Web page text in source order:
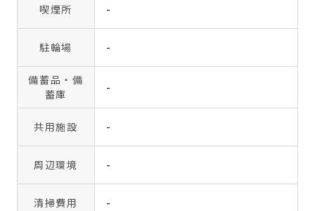
喫煙所 -
駐輪場 -
備蓄品・備
蓄庫
-
共用施設 -
周辺環境 -
清掃費用 -